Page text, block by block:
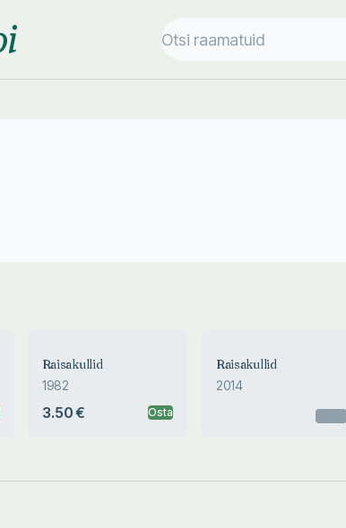
Raisakullid
1982
3.50 € Osta
Raisakullid
2014